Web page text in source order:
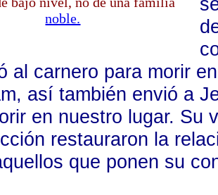
noble.
al carnero para morir
así también envió a
en nuestro lugar. Su
restauraron la
que ponen su